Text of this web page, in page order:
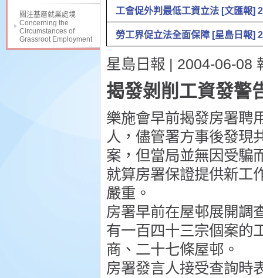
關注基層就業處境
Concerning the
Circumstances of
Grassroot Employment
工會促外判最低工資立法 [文匯報]
勞工界促立法全面保障 [星島日報]
星島日報 | 2004-06-08
揭發剝削工資發警
樂施會早前揭發房署聘
人，儘管署方事後發現
案，但當局並無因受騙
就算房署保證提供新工
嚴重。
房署早前在屋邨展開調
有一百四十三宗個案的
商、二十七條屋邨。
房署發言人接受查詢時